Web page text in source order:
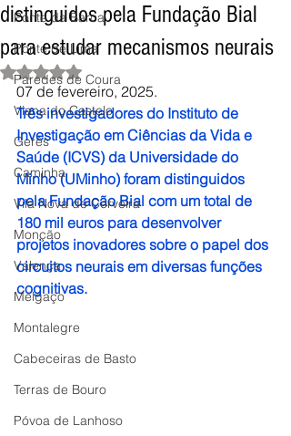
Ponte da Barca
Ponte de Lima
Paredes de Coura
Viana do Castelo
Gerês
Caminha
Vila Nova de Cerveira
Monção
Valença
Melgaço
Montalegre
Cabeceiras de Basto
Terras de Bouro
Póvoa de Lanhoso
distinguidos pela Fundação Bial
para estudar mecanismos neurais
Avaliado com NaN de 5 estrelas.
07 de fevereiro, 2025.
Três investigadores do Instituto de
Investigação em Ciências da Vida e
Saúde (ICVS) da Universidade do
Minho (UMinho) foram distinguidos
pela Fundação Bial com um total de
180 mil euros para desenvolver
projetos inovadores sobre o papel dos
circuitos neurais em diversas funções
cognitivas.